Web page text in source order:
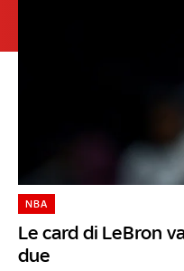
Le card di LeBron
due
NBA